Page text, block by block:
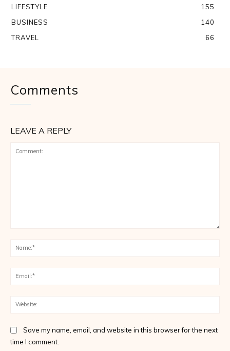
LIFESTYLE
155
BUSINESS
140
TRAVEL
66
Comments
LEAVE A REPLY
Save my name, email, and website in this browser for the next
time I comment.